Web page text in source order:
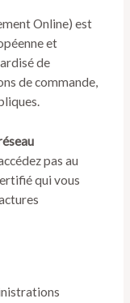
Online) est
et
de
de commande,
pas au
qui vous